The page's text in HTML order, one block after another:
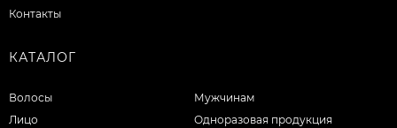
Контакты
КАТАЛОГ
Волосы
Лицо
Мужчинам
Одноразовая продукция